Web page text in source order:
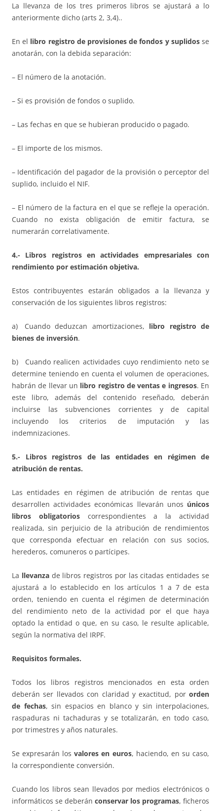
La llevanza de los tres primeros libros se ajustará a lo
anteriormente dicho (arts 2, 3,4)..
En el libro registro de provisiones de fondos y suplidosse
anotarán, con la debida separación:
– El número de la anotación.
– Si es provisión de fondos o suplido.
– Las fechas en que se hubieran producido o pagado.
– El importe de los mismos.
– Identificación del pagador de la provisión o perceptor del
suplido, incluido el NIF.
– El número de la factura en el que se refleje la operación.
Cuando no exista obligación de emitir factura, se
numerarán correlativamente.
4.- Libros registros en actividades empresariales con
rendimiento por estimación objetiva.
Estos contribuyentes estarán obligados a la llevanza y
conservación de los siguientes libros registros:
a) Cuando deduzcan amortizaciones, libro registro de
bienes de inversión.
b) Cuando realicen actividades cuyo rendimiento neto se
determine teniendo en cuenta el volumen de operaciones,
habrán de llevar un libro registro de ventas e ingresos. En
este libro, además del contenido reseñado, deberán
incluirse las subvenciones corrientes y de capital
incluyendo los criterios de imputación y las
indemnizaciones.
5.- Libros registros de las entidades en régimen de
atribución de rentas.
Las entidades en régimen de atribución de rentas que
desarrollen actividades económicas llevarán unos únicos
libros obligatorioscorrespondientes a la actividad
realizada, sin perjuicio de la atribución de rendimientos
que corresponda efectuar en relación con sus socios,
herederos, comuneros o partícipes.
La llevanzade libros registros por las citadas entidades se
ajustará a lo establecido en los artículos 1 a 7 de esta
orden, teniendo en cuenta el régimen de determinación
del rendimiento neto de la actividad por el que haya
optado la entidad o que, en su caso, le resulte aplicable,
según la normativa del IRPF.
Requisitos formales.
Todos los libros registros mencionados en esta orden
deberán ser llevados con claridad y exactitud, por orden
de fechas, sin espacios en blanco y sin interpolaciones,
raspaduras ni tachaduras y se totalizarán, en todo caso,
por trimestres y años naturales.
Se expresarán losvalores en euros, haciendo, en su caso,
la correspondiente conversión.
Cuando los libros sean llevados por medios electrónicos o
informáticos se deberán conservar los programas, ficheros